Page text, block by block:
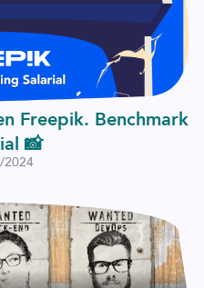
Freepik. Benchmark
📸
2024